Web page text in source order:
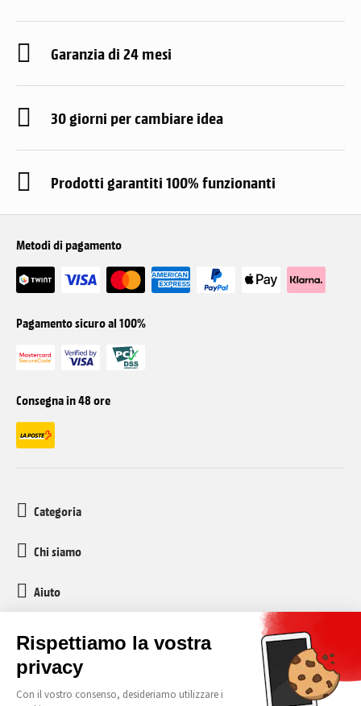
Garanzia di 24 mesi
30 giorni per cambiare idea
Prodotti garantiti 100% funzionanti
Metodi di pagamento
Pagamento sicuro al 100%
Consegna in 48 ore
Categoria
Chi siamo
Aiuto
media-markt-refurbished@recommerce.com
Lunedì-Venerdì 08:00-17:00